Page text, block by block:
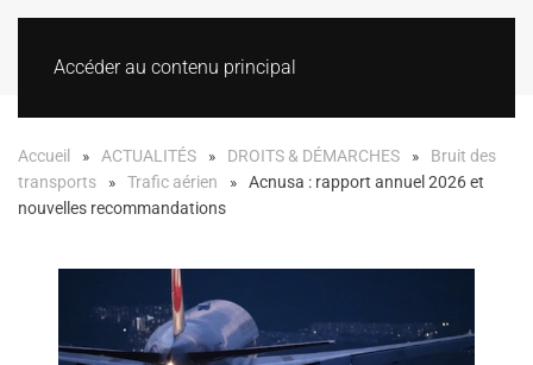
Accéder au contenu principal
Accueil ACTUALITÉS DROITS & DÉMARCHES
Bruit des
transports
Trafic aérien
Acnusa : rapport annuel 2026 et
nouvelles recommandations